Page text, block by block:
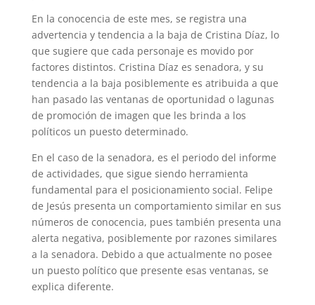
En la conocencia de este mes, se registra una
advertencia y tendencia a la baja de Cristina Díaz, lo
que sugiere que cada personaje es movido por
factores distintos. Cristina Díaz es senadora, y su
tendencia a la baja posiblemente es atribuida a que
han pasado las ventanas de oportunidad o lagunas
de promoción de imagen que les brinda a los
políticos un puesto determinado.
En el caso de la senadora, es el periodo del informe
de actividades, que sigue siendo herramienta
fundamental para el posicionamiento social. Felipe
de Jesús presenta un comportamiento similar en sus
números de conocencia, pues también presenta una
alerta negativa, posiblemente por razones similares
a la senadora. Debido a que actualmente no posee
un puesto político que presente esas ventanas, se
explica diferente.